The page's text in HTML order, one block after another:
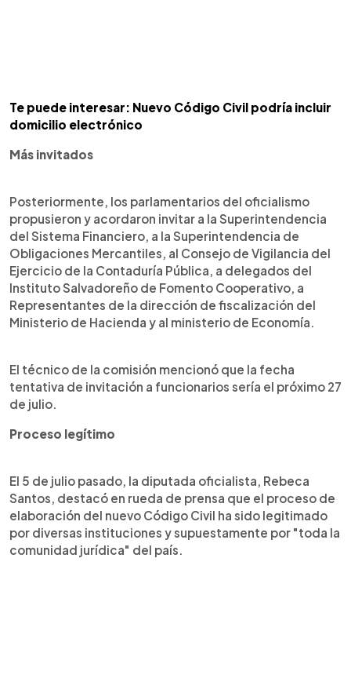
Te puede interesar: Nuevo Código Civil podría incluir
domicilio electrónico
Más invitados
Posteriormente, los parlamentarios del oficialismo
propusieron y acordaron invitar a la Superintendencia
del Sistema Financiero, a la Superintendencia de
Obligaciones Mercantiles, al Consejo de Vigilancia del
Ejercicio de la Contaduría Pública, a delegados del
Instituto Salvadoreño de Fomento Cooperativo, a
Representantes de la dirección de fiscalización del
Ministerio de Hacienda y al ministerio de Economía.
El técnico de la comisión mencionó que la fecha
tentativa de invitación a funcionarios sería el próximo 27
de julio.
Proceso legítimo
El 5 de julio pasado, la diputada oficialista, Rebeca
Santos, destacó en rueda de prensa que el proceso de
elaboración del nuevo Código Civil ha sido legitimado
por diversas instituciones y supuestamente por "toda la
comunidad jurídica" del país.